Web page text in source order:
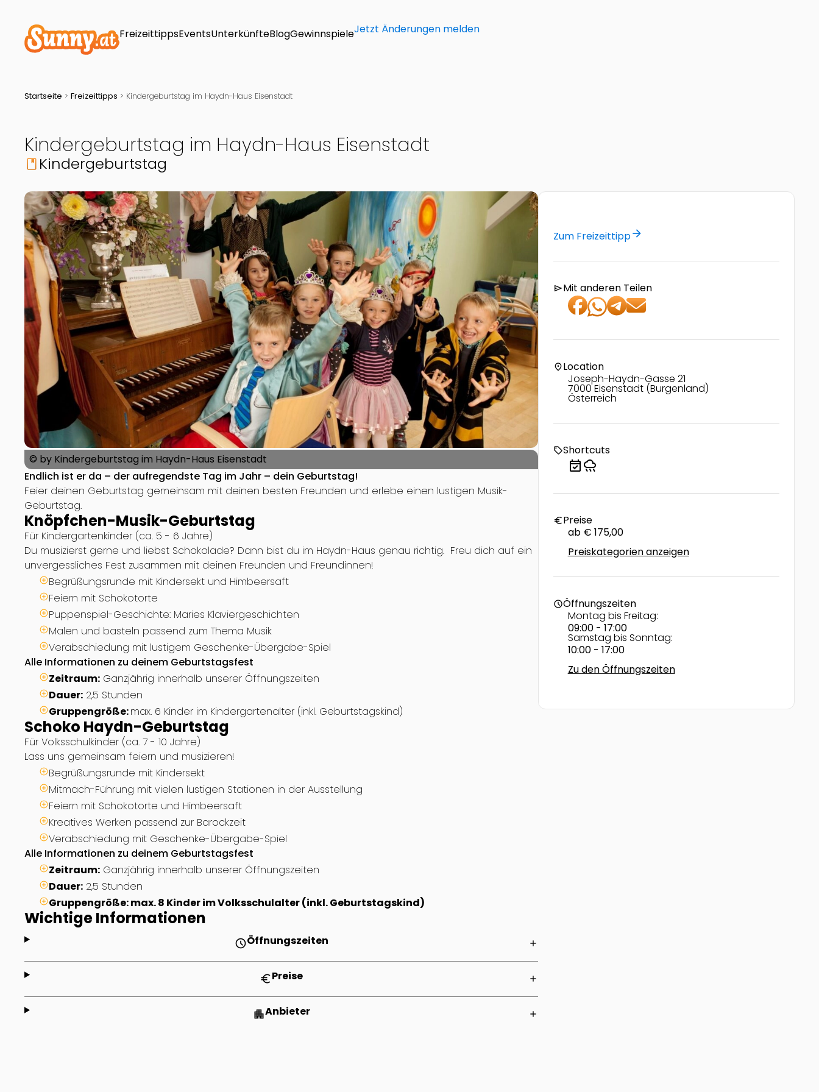
FreizeittippsEventsUnterkünfteBlogGewinnspieleJetzt Änderungen melden
Startseite > Freizeittipps > Kindergeburtstag im Haydn-Haus Eisenstadt
Kindergeburtstag im Haydn-Haus Eisenstadt
book Kindergeburtstag
© by Kindergeburtstag im Haydn-Haus Eisenstadt
Endlich ist er da – der aufregendste Tag im Jahr – dein Geburtstag!
Feier deinen Geburtstag gemeinsam mit deinen besten Freunden und erlebe einen lustigen Musik-
Geburtstag.
Knöpfchen-Musik-Geburtstag
Für Kindergartenkinder (ca. 5 - 6 Jahre)
Du musizierst gerne und liebst Schokolade? Dann bist du im Haydn-Haus genau richtig. Freu dich auf ein
unvergessliches Fest zusammen mit deinen Freunden und Freundinnen!
Begrüßungsrunde mit Kindersekt und Himbeersaft
Feiern mit Schokotorte
Puppenspiel-Geschichte: Maries Klaviergeschichten
Malen und basteln passend zum Thema Musik
Verabschiedung mit lustigem Geschenke-Übergabe-Spiel
Alle Informationen zu deinem Geburtstagsfest
Zeitraum: Ganzjährig innerhalb unserer Öffnungszeiten
Dauer: 2,5 Stunden
Gruppengröße:max. 6 Kinder im Kindergartenalter (inkl. Geburtstagskind)
Schoko Haydn-Geburtstag
Für Volksschulkinder (ca. 7 - 10 Jahre)
Lass uns gemeinsam feiern und musizieren!
Begrüßungsrunde mit Kindersekt
Mitmach-Führung mit vielen lustigen Stationen in der Ausstellung
Feiern mit Schokotorte und Himbeersaft
Kreatives Werken passend zur Barockzeit
Verabschiedung mit Geschenke-Übergabe-Spiel
Alle Informationen zu deinem Geburtstagsfest
Zeitraum: Ganzjährig innerhalb unserer Öffnungszeiten
Dauer: 2,5 Stunden
Gruppengröße: max. 8 Kinder im Volksschulalter (inkl. Geburtstagskind)
Wichtige Informationen
scheduleÖffnungszeiten add
euroPreise add
apartmentAnbieter add
Zum Freizeittipparrow_forward
sendMit anderen Teilen
location_onLocation
Joseph-Haydn-Gasse 21
7000 Eisenstadt (Burgenland)
Österreich
local_offerShortcuts
event_availablerainy
euroPreise
ab € 175,00
Preiskategorien anzeigen
scheduleÖffnungszeiten
Montag bis Freitag:
09:00 - 17:00
Samstag bis Sonntag:
10:00 - 17:00
Zu den Öffnungszeiten